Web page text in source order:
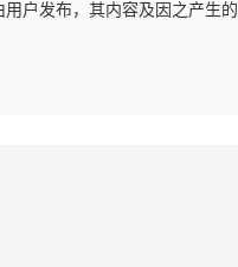
户发布，其内容及因之产生